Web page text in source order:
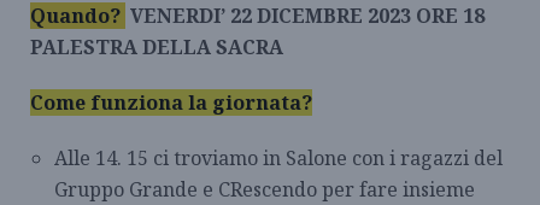
Quando? VENERDI’ 22 DICEMBRE 2023 ORE 18
PALESTRA DELLA SACRA
Come funziona la giornata?
Alle 14. 15 ci troviamo in Salone con i ragazzi del
Gruppo Grande e CRescendo per fare insieme